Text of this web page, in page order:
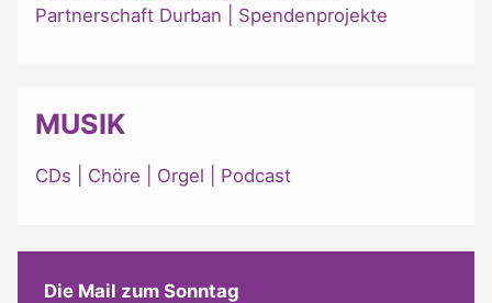
Partnerschaft Durban
Spendenprojekte
MUSIK
CDs Chöre Orgel Podcast
Die Mail zum Sonntag